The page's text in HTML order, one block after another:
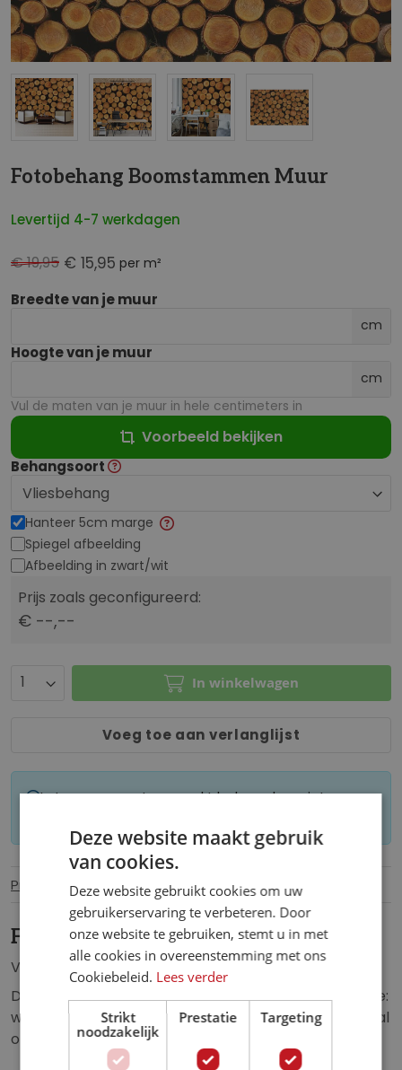
Fotobehang Boomstammen Muur
Levertijd 4-7 werkdagen
€ 15,95 per m²
€ 19,95
Breedte van je muur
cm
Hoogte van je muur
cm
Vul de maten van je muur in hele centimeters in
Voorbeeld bekijken
Behangsoort
Hanteer 5cm marge
Spiegel afbeelding
Afbeelding in zwart/wit
Prijs zoals geconfigureerd:
€ --,--
In winkelwagen
Voeg toe aan verlanglijst
Let op: op maat gemaakt behang kan niet
Productinformatie Specificaties
Fotobehang Boomstammen Muur.
Vlies fotobehang van opgestapelde boomstammen.
Dit fotobehang zorgt voor een unieke uitstraling in de:
woonkamer, slaapkamer, keuken, kantoor, lounge, hal
of iedere andere ruimte.
Deze website maakt gebruik
van cookies.
Deze website gebruikt cookies om uw
gebruikerservaring te verbeteren. Door
onze website te gebruiken, stemt u in met
alle cookies in overeenstemming met ons
Cookiebeleid. Lees verder
Strikt
noodzakelijk
Prestatie Targeting